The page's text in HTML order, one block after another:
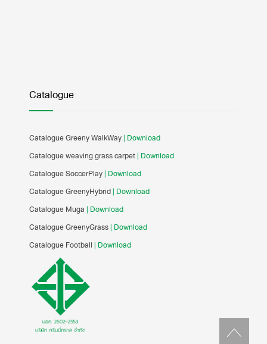
Catalogue
Catalogue Greeny WalkWay| Download
Catalogue weaving grass carpet| Download
Catalogue SoccerPlay| Download
Catalogue GreenyHybrid| Download
Catalogue Muga | Download
Catalogue GreenyGrass| Download
Catalogue Football | Download